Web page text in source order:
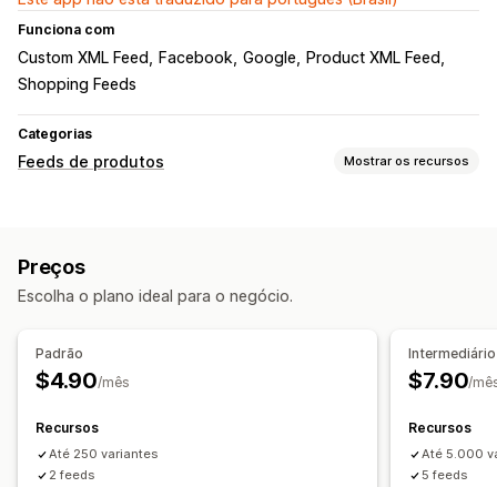
Funciona com
Custom XML Feed Facebook Google
Product XML Feed
Shopping Feeds
Categorias
Feeds de produtos Mostrar os recursos
Gerenciamento de feed
Preços
Escolha o plano ideal para o negócio.
Padrão
$4.90/mês
Recursos
Até 250 variantes
2 feeds
Intermediário
$7.90/
Recursos
Até 5.000
5 feeds